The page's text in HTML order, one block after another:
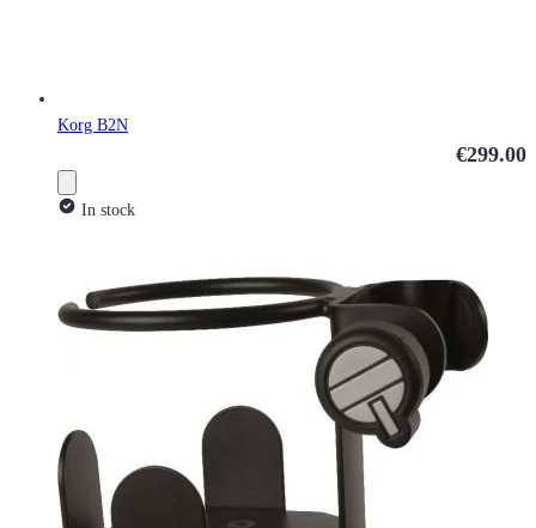
Korg B2N
€299.00
In stock